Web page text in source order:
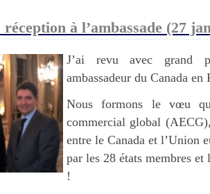
à l’ambassade (27
J’ai revu avec grand
ambassadeur du Canada en
Nous formons le vœu
commercial global
entre le Canada et l’Union
par les 28 états membres
!